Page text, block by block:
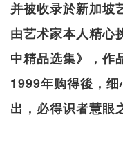
并被收录於新加坡
由艺术家本人精心
中精品选集》，作
1999年购得後，
出，必得识者慧眼